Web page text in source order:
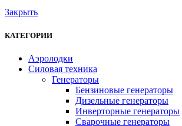
Закрыть
КАТЕГОРИИ
Аэролодки
Силовая техника
Генераторы
Бензиновые генераторы
Дизельные генераторы
Инверторные генераторы
Сварочные генераторы